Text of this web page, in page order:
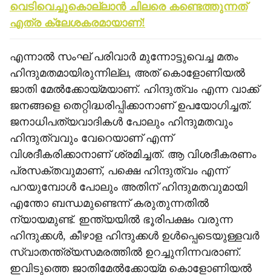
വെടിവെച്ചുകൊല്ലാന്‍ ചിലരെ കണ്ടെത്തുന്നത്
എത്ര ക്ലേശകരമായാണ്!
എന്നാല്‍ സംഘ് പരിവാര്‍ മുന്നോട്ടുവെച്ച മതം
ഹിന്ദുമതമായിരുന്നില്ല, അത് കൊളോണിയല്‍
ജാതി മേല്‍ക്കോയ്മയാണ്. ഹിന്ദുത്വം എന്ന വാക്ക്
ജനങ്ങളെ തെറ്റിദ്ധരിപ്പിക്കാനാണ് ഉപയോഗിച്ചത്.
ജനാധിപത്യവാദികള്‍ പോലും ഹിന്ദുമതവും
ഹിന്ദുത്വവും വേറെയാണ് എന്ന്
വിശദീകരിക്കാനാണ് ശ്രമിച്ചത്. ആ വിശദീകരണം
പ്രസക്തവുമാണ്, പക്ഷെ ഹിന്ദുത്വം എന്ന്
പറയുമ്പോള്‍ പോലും അതിന് ഹിന്ദുമതവുമായി
എന്തോ ബന്ധമുണ്ടെന്ന് കരുതുന്നതില്‍
ന്യായമുണ്ട്. ഇന്ത്യയില്‍ ഭൂരിപക്ഷം വരുന്ന
ഹിന്ദുക്കള്‍, കീഴാള ഹിന്ദുക്കള്‍ ഉള്‍പ്പെടെയുള്ളവര്‍
സ്വാതന്ത്ര്യസമരത്തില്‍ ഉറച്ചുനിന്നവരാണ്.
ഇവിടുത്തെ ജാതിമേല്‍ക്കോയ്മ കൊളോണിയല്‍